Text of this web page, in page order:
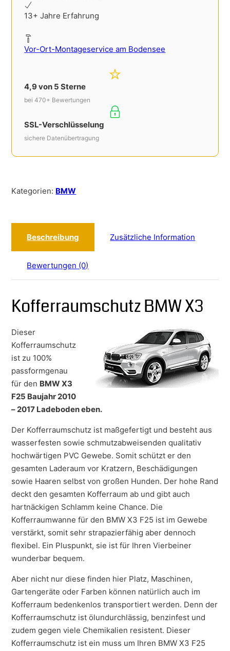
13+ Jahre Erfahrung
Vor-Ort-Montageservice am Bodensee
4,9 von 5 Sterne
bei 470+ Bewertungen
SSL-Verschlüsselung
sichere Datenübertragung
Kategorien: BMW
Beschreibung Zusätzliche Information
Bewertungen (0)
Kofferraumschutz BMW X3
Dieser
Kofferraumschutz
ist zu 100%
passformgenau
für den BMW X3
F25 Baujahr 2010
– 2017 Ladeboden eben.
Der Kofferraumschutz ist maßgefertigt und besteht aus
wasserfesten sowie schmutzabweisenden qualitativ
hochwärtigen PVC Gewebe. Somit schützt er den
gesamten Laderaum vor Kratzern, Beschädigungen
sowie Haaren selbst von großen Hunden. Der hohe Rand
deckt den gesamten Kofferraum ab und gibt auch
hartnäckigen Schlamm keine Chance. Die
Kofferraumwanne für den BMW X3 F25 ist im Gewebe
verstärkt, somit sehr strapazierfähig aber dennoch
flexibel. Ein Pluspunkt, sie ist für Ihren Vierbeiner
wunderbar bequem.
Aber nicht nur diese finden hier Platz, Maschinen,
Gartengeräte oder Farben können natürlich auch im
Kofferraum bedenkenlos transportiert werden. Denn der
Kofferraumschutz ist ölundurchlässig, benzinfest und
zudem gegen viele Chemikalien resistent. Dieser
Kofferraumschutz ist ein muss um Ihren BMW X3 F25